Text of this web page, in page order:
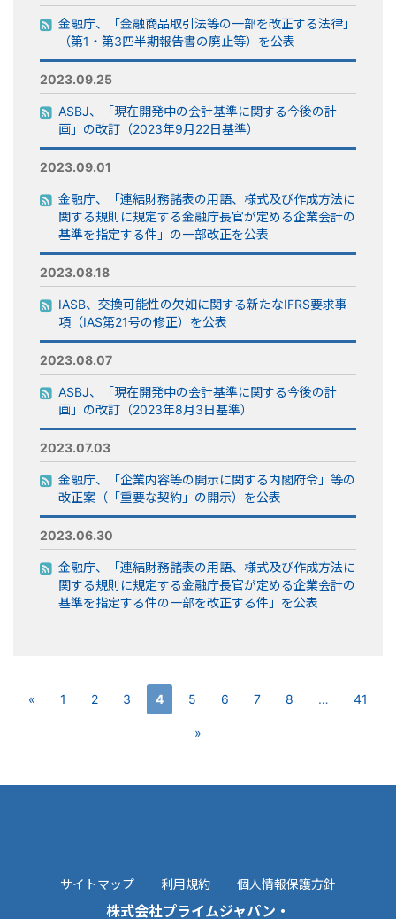
金融庁、「金融商品取引法等の一部を改正する法律」
（第1・第3四半期報告書の廃止等）を公表
2023.09.25
ASBJ、「現在開発中の会計基準に関する今後の計
画」の改訂（2023年9月22日基準）
2023.09.01
金融庁、「連結財務諸表の用語、様式及び作成方法に
関する規則に規定する金融庁長官が定める企業会計の
基準を指定する件」の一部改正を公表
2023.08.18
IASB、交換可能性の欠如に関する新たなIFRS要求事
項（IAS第21号の修正）を公表
2023.08.07
ASBJ、「現在開発中の会計基準に関する今後の計
画」の改訂（2023年8月3日基準）
2023.07.03
金融庁、「企業内容等の開示に関する内閣府令」等の
改正案（「重要な契約」の開示）を公表
2023.06.30
金融庁、「連結財務諸表の用語、様式及び作成方法に
関する規則に規定する金融庁長官が定める企業会計の
基準を指定する件の一部を改正する件」を公表
« 1 2 3 4 5 6 7 8 … 41
»
サイトマップ 利用規約 個人情報保護方針
株式会社プライムジャパン・